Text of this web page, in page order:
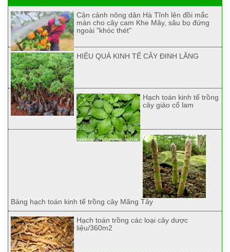
Cận cảnh nông dân Hà Tĩnh lên đồi mắc
màn cho cây cam Khe Mây, sâu bọ đứng
ngoài "khóc thét"
HIỆU QUẢ KINH TẾ CÂY ĐINH LĂNG
Hạch toán kinh tế trồng
cây giảo cổ lam
Bảng hạch toán kinh tế trồng cây Măng Tây
Hạch toán trồng các loại cây dược
liệu/360m2